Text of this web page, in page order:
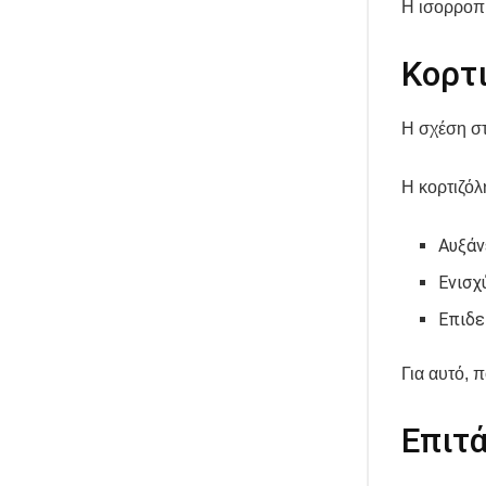
Η
Η σχέση
Η
Για αυτό,